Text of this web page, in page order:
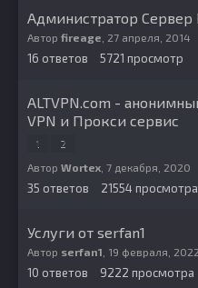
Администратор Сервер
Автор fireage 27 апреля, 2014
16 ответов 5721 просмотр
ALTVPN.com -
VPN и Прокси сервис
1 2
Автор Wortex 7 декабря, 2020
35 ответов 21554 просмотра
Услуги от serfan1
Автор serfan1 19 февраля, 2022
10 ответов 9222 просмотра